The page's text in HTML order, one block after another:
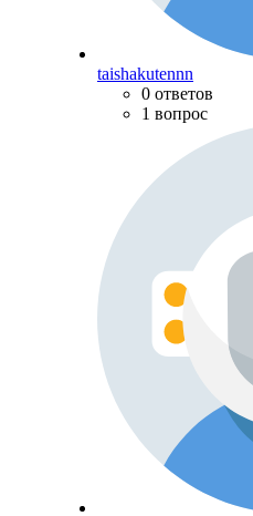
taishakutennn
0 ответов
1 вопрос